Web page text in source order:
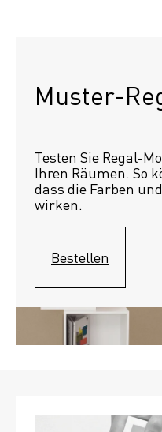
Muster-
Testen Sie Regal-
Ihren Räumen. So
dass die Farben
wirken.
Bestellen